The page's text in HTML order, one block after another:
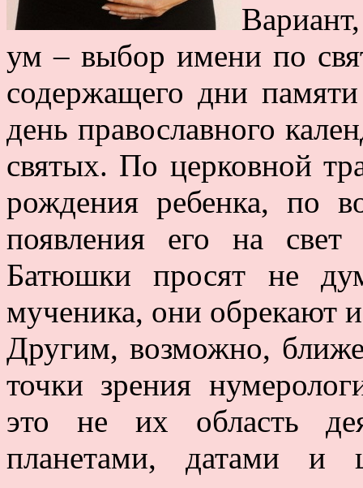
ум – выбор имени по
содержащего дни
день православного
святых. По церковной
рождения ребенка, по
появления его на
Батюшки просят не
мученика, они обрекают
Другим, возможно,
точки зрения
это не их область
планетами, датами и